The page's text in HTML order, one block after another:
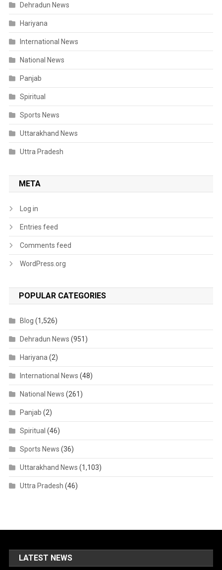
Dehradun News
Hariyana
International News
National News
Panjab
Spiritual
Sports News
Uttarakhand News
Uttra Pradesh
META
Log in
Entries feed
Comments feed
WordPress.org
POPULAR CATEGORIES
Blog (1,526)
Dehradun News (951)
Hariyana (2)
International News (48)
National News (261)
Panjab (2)
Spiritual (46)
Sports News (36)
Uttarakhand News (1,103)
Uttra Pradesh (46)
LATEST NEWS